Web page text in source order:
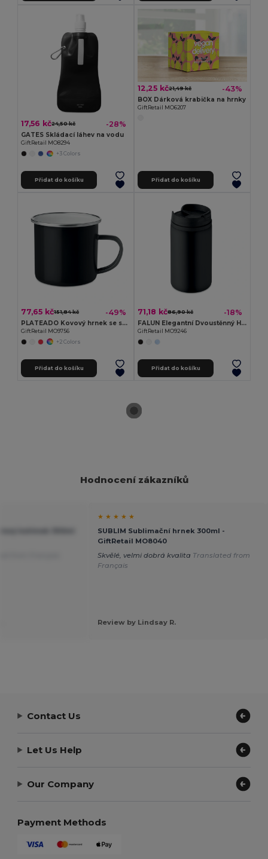
17,56 kč24,50 kč -28%
GATES Skládací láhev na vodu
GiftRetail MO8294
+3 Colors
Přidat do košíku
12,25 kč21,49 kč -43%
BOX Dárková krabička na hrnky
GiftRetail MO6207
Přidat do košíku
77,65 kč151,84 kč -49%
PLATEADO Kovový hrnek se smalt. Vrstvou
GiftRetail MO9756
+2 Colors
Přidat do košíku
71,18 kč86,90 kč -18%
FALUN Elegantní Dvoustěnný Hrnek 250 ml Bez Úniku
GiftRetail MO9246
Přidat do košíku
Hodnocení zákazníků
★ ★ ★ ★ ★
SUBLIM Sublimační hrnek 300ml -
GiftRetail MO8040
Skvělé, velmi dobrá kvalita Translated from
Français
Review by Lindsay R.
Contact Us
Let Us Help
Our Company
Payment Methods